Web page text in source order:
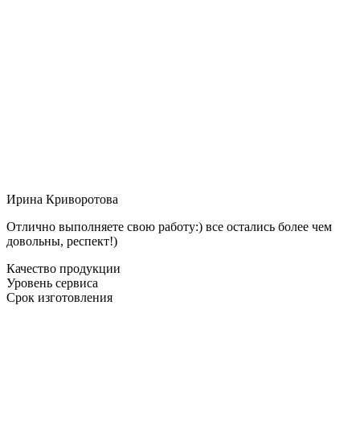
Ирина Криворотова
Отлично выполняете свою работу:) все остались более чем
довольны, респект!)
Качество продукции
Уровень сервиса
Срок изготовления